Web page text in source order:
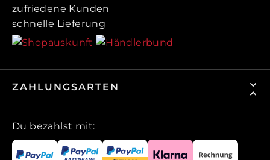
zufriedene Kunden
schnelle Lieferung
ZAHLUNGSARTEN
Du bezahlst mit: